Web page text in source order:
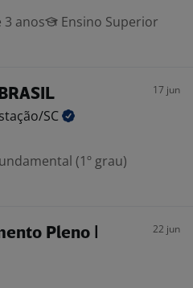
3 anos
Ensino Superior
17 jun
SC
(1º grau)
Pleno |
22 jun